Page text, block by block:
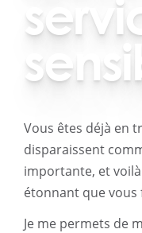
Vous êtes déjà en
disparaissent
importante, et
étonnant que vous
Je me permets de